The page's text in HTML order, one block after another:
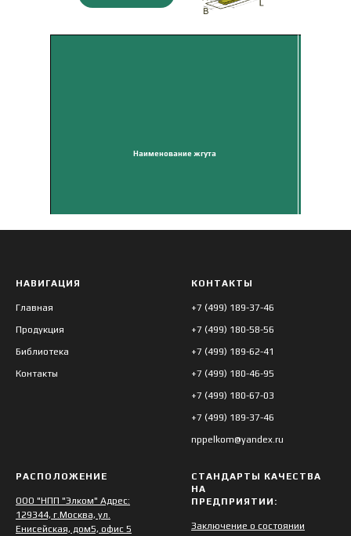
Наименование жгута
НАВИГАЦИЯ
Главная
Продукция
Библиотека
Контакты
КОНТАКТЫ
+7 (499) 189-37-46
+7 (499) 180-58-56
+7 (499) 189-62-41
+7 (499) 180-46-95
+7 (499) 180-67-03
+7 (499) 189-37-46
nppelkom@yandex.ru
РАСПОЛОЖЕНИЕ
ООО "НПП "Элком" Адрес:
129344, г.Москва, ул.
Енисейская, дом5, офис 5
СТАНДАРТЫ КАЧЕСТВА
НА
ПРЕДПРИЯТИИ:
Заключение о состоянии